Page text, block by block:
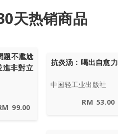
天热销商品
題不尷尬
進非對立
99.00
抗炎汤：喝出自愈力
中国轻工业出版社
RM 53.00